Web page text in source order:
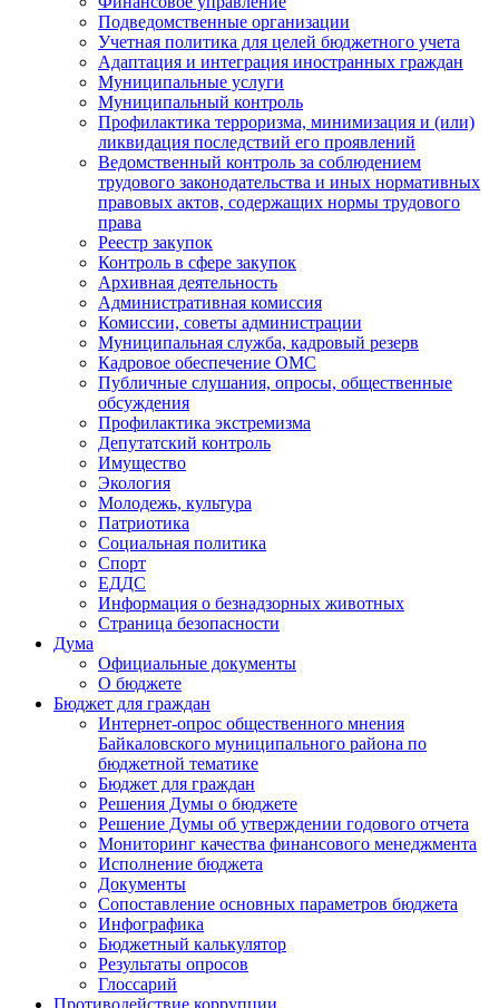
Подведомственные организации
Учетная политика для целей бюджетного учета
Адаптация и интеграция иностранных граждан
Муниципальные услуги
Муниципальный контроль
Профилактика терроризма, минимизация и (или)
ликвидация последствий его проявлений
Ведомственный контроль за соблюдением
трудового законодательства и иных нормативных
правовых актов, содержащих нормы трудового
права
Реестр закупок
Контроль в сфере закупок
Архивная деятельность
Административная комиссия
Комиссии, советы администрации
Муниципальная служба, кадровый резерв
Кадровое обеспечение ОМС
Публичные слушания, опросы, общественные
обсуждения
Профилактика экстремизма
Депутатский контроль
Имущество
Экология
Молодежь, культура
Патриотика
Социальная политика
Спорт
ЕДДС
Информация о безнадзорных животных
Страница безопасности
Дума
Официальные документы
О бюджете
Бюджет для граждан
Интернет-опрос общественного мнения
Байкаловского муниципального района по
бюджетной тематике
Бюджет для граждан
Решения Думы о бюджете
Решение Думы об утверждении годового отчета
Мониторинг качества финансового менеджмента
Исполнение бюджета
Документы
Сопоставление основных параметров бюджета
Инфографика
Бюджетный калькулятор
Результаты опросов
Глоссарий
Противодействие коррупции